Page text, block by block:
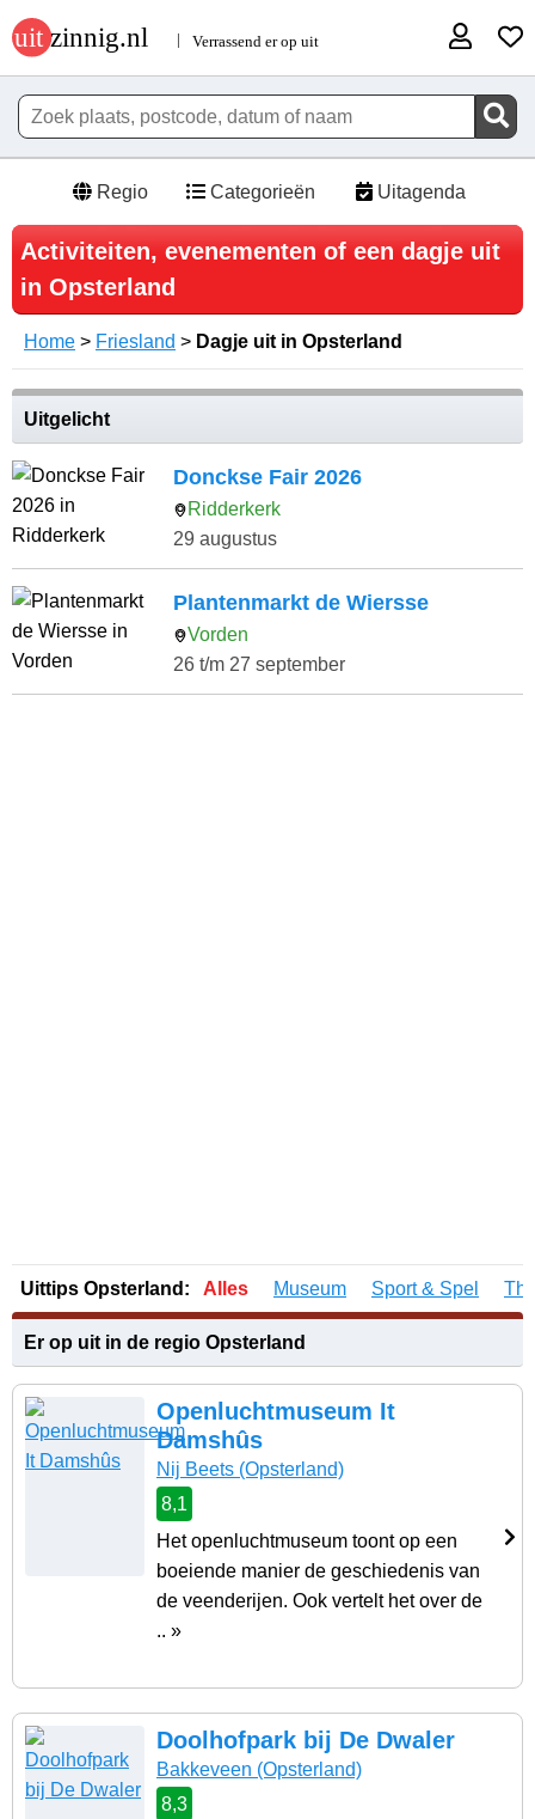
Regio Categorieën Uitagenda
Activiteiten, evenementen of een dagje uit
in Opsterland
Home > Friesland > Dagje uit in Opsterland
Uitgelicht
Donckse Fair 2026
Ridderkerk
29 augustus
Plantenmarkt de Wiersse
Vorden
26 t/m 27 september
Uittips Opsterland: Alles Museum Sport & Spel
Er op uit in de regio Opsterland
Openluchtmuseum It
Damshûs
Nij Beets (Opsterland)
8,1
Het openluchtmuseum toont op een
boeiende manier de geschiedenis van
de veenderijen. Ook vertelt het over de
.. »
Doolhofpark bij De Dwaler
Bakkeveen (Opsterland)
8,3